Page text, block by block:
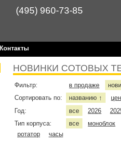
(495) 960-73-85
Контакты
НОВИНКИ СОТОВЫХ
Фильтр: в продаже
Сортировать по:
названию ↑
Год:
все 2026
Тип корпуса:
все
моноблок
ротатор
часы